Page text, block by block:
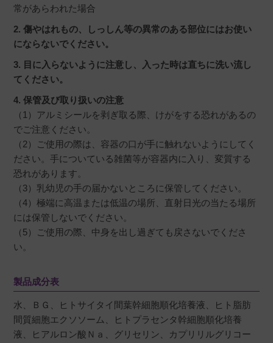
常があらわれた場合
2. 傷やはれもの、しっしん等の異常のある部位にはお使い
にならないでください。
3. 目に入らないように注意し、入った時は直ちに洗い流し
てください。
4. 保管及び取り扱いの注意
（1）アルミシールを剥ぎ取る際、けがをする恐れがあるの
でご注意ください。
（2）ご使用の際は、容器の口が手に触れないようにしてく
ださい。手についている雑菌等が容器内に入り、変質する
恐れがあります。
（3）乳幼児の手の届かないところに保管してください。
（4）極端に高温または低温の場所、直射日光の当たる場所
には保管しないでください。
（5）ご使用の際、中身を出し過ぎても戻さないでくださ
い。
製品成分表
水、ＢＧ、ヒトサイタイ間葉幹細胞順化培養液、ヒト脂肪
間質細胞エクソソーム、ヒトプラセンタ幹細胞順化培養
液、ヒアルロン酸Ｎａ、グリセリン、カプリリルグリコー